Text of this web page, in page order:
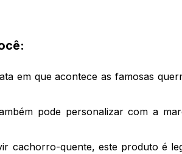
em que acontece as famosas
pode personalizar com a
cachorro-quente, este produto é